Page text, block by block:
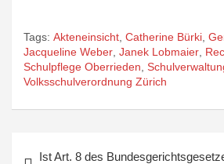
Tags: Akteneinsicht Catherine Bürki
Jacqueline Weber Janek Lobmaier
Schulpflege Oberrieden
Volksschulverordnung Zürich
Ist Art. 8 des